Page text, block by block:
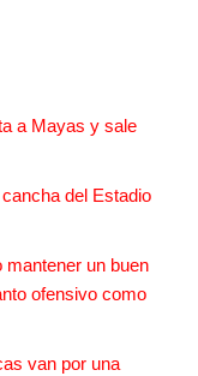
a Mayas y sale
del Estadio
mantener un buen
ofensivo como
van por una